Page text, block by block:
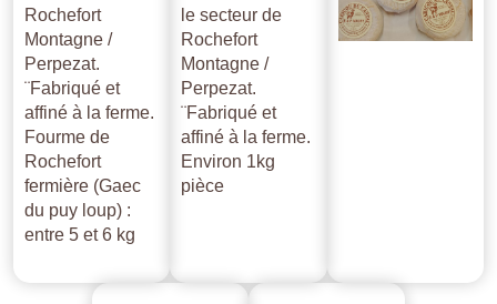
Rochefort
Montagne /
Perpezat.
¨Fabriqué et
affiné à la ferme.
Fourme de
Rochefort
fermière (Gaec
du puy loup) :
entre 5 et 6 kg
le secteur de
Rochefort
Montagne /
Perpezat.
¨Fabriqué et
affiné à la ferme.
Environ 1kg
pièce